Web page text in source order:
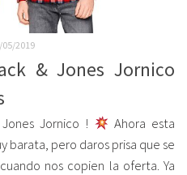
05/2019
& Jones Jornico
Jornico !
Ahora esta
barata, pero daros prisa que se
nos copien la oferta. Ya